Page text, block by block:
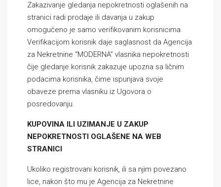
Zakazivanje gledanja nepokretnosti oglašenih na
stranici radi prodaje ili davanja u zakup
omogućeno je samo verifikovanim korisnicima.
Verifikacijom korisnik daje saglasnost da Agencija
za Nekretnine “MODERNA” vlasnika nepokretnosti
čije gledanje korisnik zakazuje upozna sa ličnim
podacima korisnika, čime ispunjava svoje
obaveze prema vlasniku iz Ugovora o
posredovanju.
KUPOVINA ILI UZIMANJE U ZAKUP
NEPOKRETNOSTI OGLAŠENE NA WEB
STRANICI
Ukoliko registrovani korisnik, ili sa njim povezano
lice, nakon što mu je Agencija za Nekretnine